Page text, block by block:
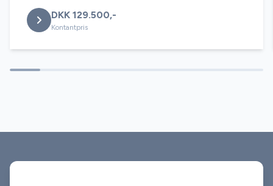
multifunktionsrat
DKK 129.500,-
Kontantpris